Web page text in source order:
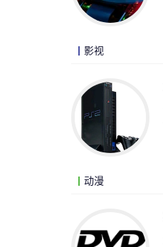
影视
动漫